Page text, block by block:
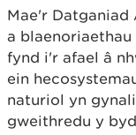
Mae'r
a
fynd i'r afael â
ein
naturiol yn
gweithredu y